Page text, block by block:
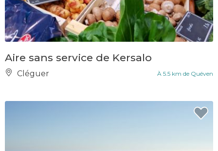
Aire sans service de Kersalo
Cléguer À 5.5 km de Quéven